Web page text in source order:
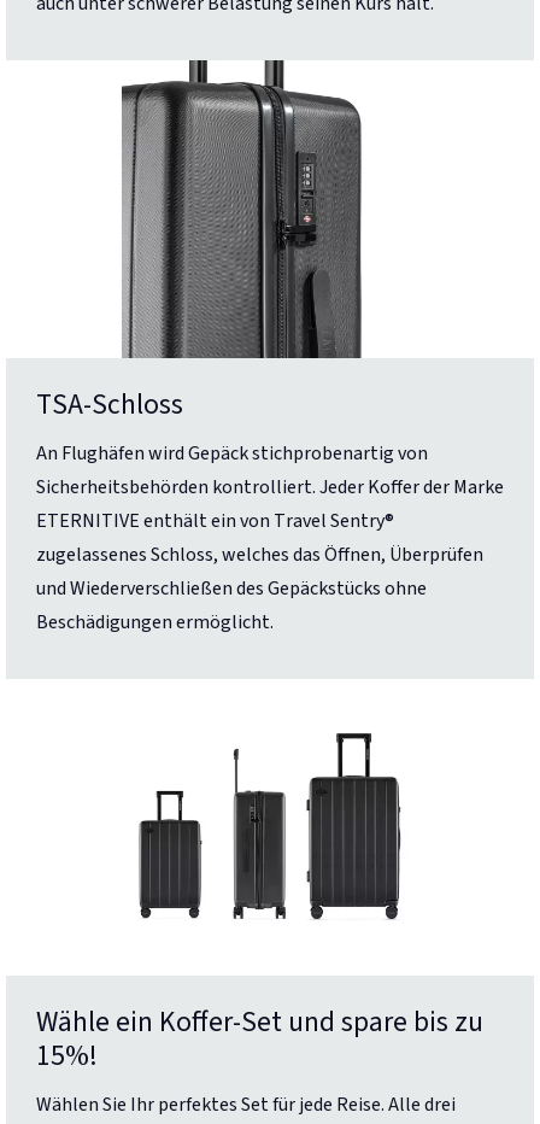
TSA-Schloss
An Flughäfen wird Gepäck stichprobenartig von
Sicherheitsbehörden kontrolliert. Jeder Koffer der Marke
ETERNITIVE enthält ein von Travel Sentry®
zugelassenes Schloss, welches das Öffnen, Überprüfen
und Wiederverschließen des Gepäckstücks ohne
Beschädigungen ermöglicht.
Wähle ein Koffer-Set und spare bis zu
15%!
Wählen Sie Ihr perfektes Set für jede Reise. Alle drei